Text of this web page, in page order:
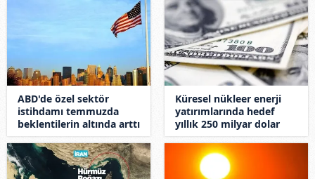
ABD'de özel sektör
istihdamı temmuzda
beklentilerin altında arttı
Küresel nükleer enerji
yatırımlarında hedef
yıllık 250 milyar dolar